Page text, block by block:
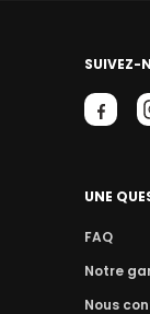
SUIVEZ-
UNE
FAQ
Notre
Nous